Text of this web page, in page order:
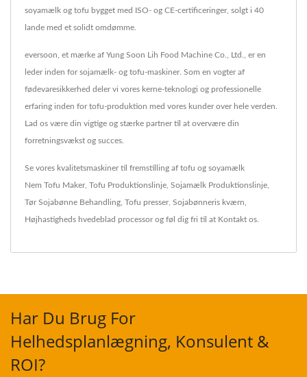
soyamælk og tofu bygget med ISO- og CE-certificeringer, solgt i 40
lande med et solidt omdømme.
eversoon, et mærke af Yung Soon Lih Food Machine Co., Ltd., er en
leder inden for sojamælk- og tofu-maskiner. Som en vogter af
fødevaresikkerhed deler vi vores kerne-teknologi og professionelle
erfaring inden for tofu-produktion med vores kunder over hele verden.
Lad os være din vigtige og stærke partner til at overvære din
forretningsvækst og succes.
Se vores kvalitetsmaskiner til fremstilling af tofu og soyamælk
Nem Tofu Maker, Tofu Produktionslinje Sojamælk Produktionslinje
Tør Sojabønne Behandling Tofu presser, Sojabønneris kværn
Højhastigheds hvedeblad processorog føl dig fri til at Kontakt os
Har Du Brug For
Helhedsplanlægning, Konsulent &
ROI?